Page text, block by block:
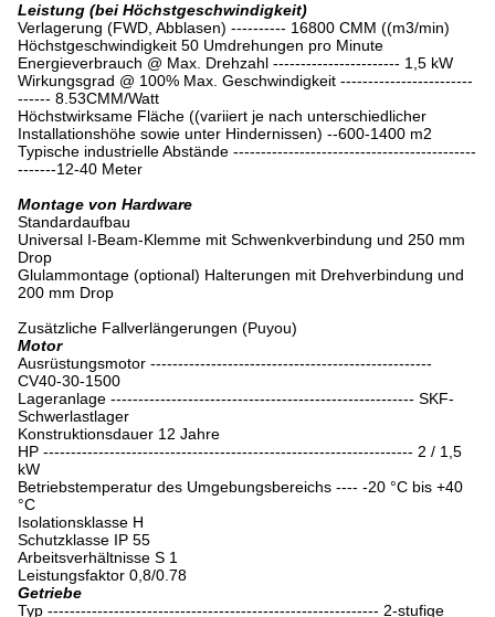
Leistung (bei Höchstgeschwindigkeit)
Verlagerung (FWD, Abblasen) ---------- 16800 CMM ((m3/min)
Höchstgeschwindigkeit 50 Umdrehungen pro Minute
Energieverbrauch @ Max. Drehzahl ----------------------- 1,5 kW
Wirkungsgrad @ 100% Max. Geschwindigkeit ------------------------
------ 8.53CMM/Watt
Höchstwirksame Fläche ((variiert je nach unterschiedlicher
Installationshöhe sowie unter Hindernissen) --600-1400 m2
Typische industrielle Abstände --------------------------------------------
-------12-40 Meter
Montage von Hardware
Standardaufbau
Universal I-Beam-Klemme mit Schwenkverbindung und 250 mm
Drop
Glulammontage (optional) Halterungen mit Drehverbindung und
200 mm Drop
Zusätzliche Fallverlängerungen (Puyou)
Motor
Ausrüstungsmotor ---------------------------------------------------
CV40-30-1500
Lageranlage ------------------------------------------------------- SKF-
Schwerlastlager
Konstruktionsdauer 12 Jahre
HP ------------------------------------------------------------------- 2 / 1,5
kW
Betriebstemperatur des Umgebungsbereichs ---- -20 °C bis +40
°C
Isolationsklasse H
Schutzklasse IP 55
Arbeitsverhältnisse S 1
Leistungsfaktor 0,8/0.78
Getriebe
Typ ------------------------------------------------------------ 2-stufige